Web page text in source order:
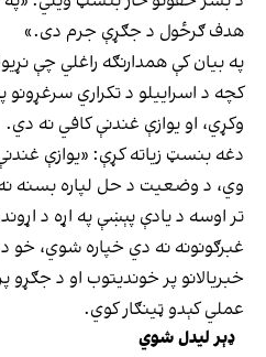
هدف ګرځول د جګړې جرم دی.»
په بیان کې همدارنګه راغلي چې
کچه د اسراییلو د تکراري سرغړونو
وکړي، او یوازې غندنې کافي نه دي.
دغه بنسټ زیاته کړې: «یوازې
وي، د وضعیت د حل لپاره بسنه
تر اوسه د یادې پېښې په اړه د
غبرګونونه نه دي خپاره شوي، خو
خبریالانو پر خوندیتوب او د جګړو
عملي کېدو ټینګار کوي.
ډېر لیدل شوي